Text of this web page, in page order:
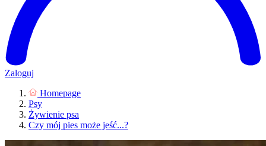
Zaloguj
Homepage
Psy
Żywienie psa
Czy mój pies może jeść...?